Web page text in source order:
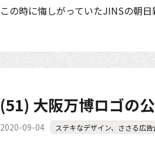
この時に悔しがっていたJINSの朝
(51) 大阪万博ロゴの
2020-09-04 ステキなデザイン、ささる広